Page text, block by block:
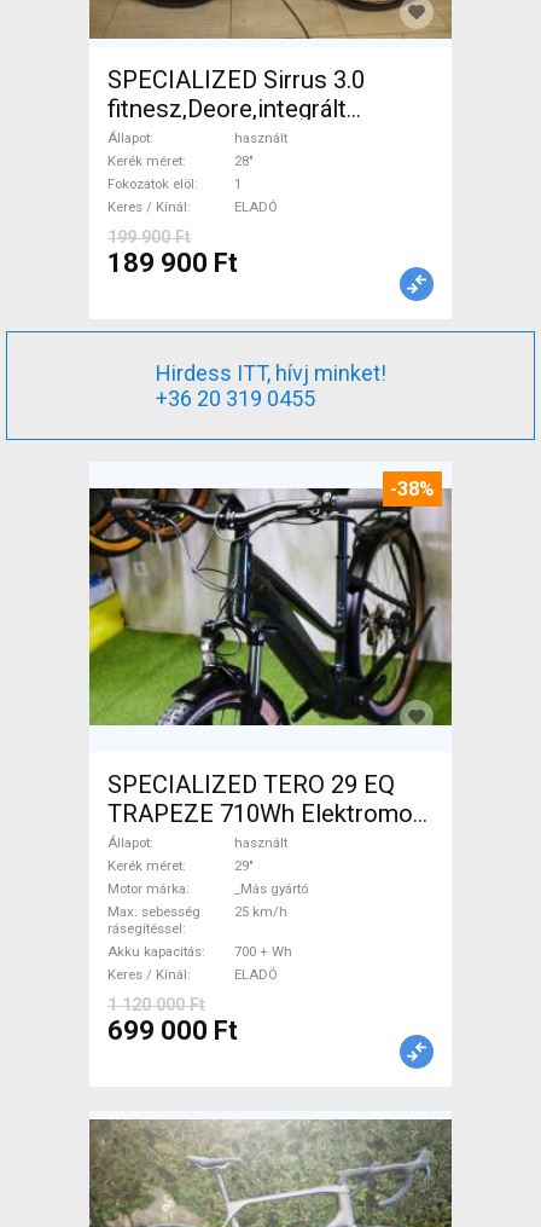
SPECIALIZED Sirrus 3.0
fitnesz,Deore,integrált
hajtás,11sp Trekking/cross
tárcsafék használt ELADÓ
Állapot
használt
Kerék méret
28"
Fokozatok elöl
1
Keres / Kínál
ELADÓ
199 900 Ft
189 900 Ft
Hirdess ITT, hívj minket!
+36 20 319 0455
-38%
SPECIALIZED TERO 29 EQ
TRAPEZE 710Wh Elektromos
Trekking/cross 25 km/h _Más
gyártó 700 + Wh használt
ELADÓ
Állapot
használt
Kerék méret
29"
Motor márka
_Más gyártó
Max. sebesség
rásegítéssel
25 km/h
Akku kapacitás
700 + Wh
Keres / Kínál
ELADÓ
1 120 000 Ft
699 000 Ft